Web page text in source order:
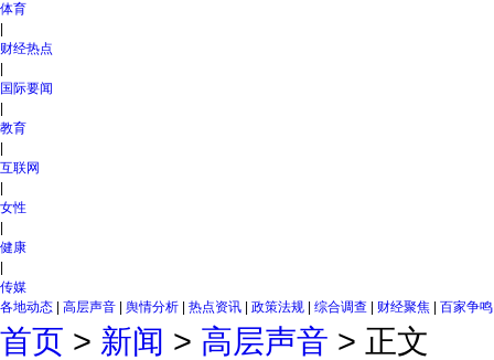
体育
财经热点
国际要闻
教育
互联网
女性
健康
传媒
各地动态
高层声音 舆情分析 热点资讯 政策法规 综合调查 财经聚焦 百家争鸣
首页 > 新闻 > 高层声音 > 正文